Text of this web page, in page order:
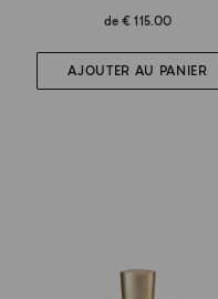
de€ 115.00
AJOUTER AU PANIER